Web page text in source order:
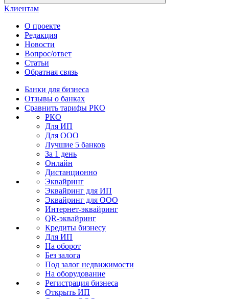
Клиентам
О проекте
Редакция
Новости
Вопрос/ответ
Статьи
Обратная связь
Банки для бизнеса
Отзывы о банках
Сравнить тарифы РКО
РКО
Для ИП
Для ООО
Лучшие 5 банков
За 1 день
Онлайн
Дистанционно
Эквайринг
Эквайринг для ИП
Эквайринг для ООО
Интернет-эквайринг
QR-эквайринг
Кредиты бизнесу
Для ИП
На оборот
Без залога
Под залог недвижимости
На оборудование
Регистрация бизнеса
Открыть ИП